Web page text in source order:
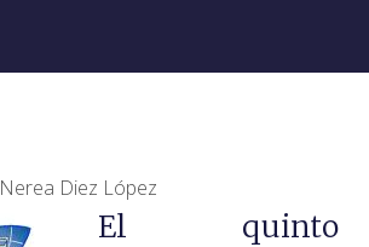
Nerea Diez López
El quinto